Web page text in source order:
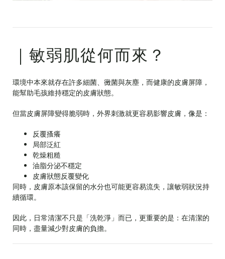
｜敏弱肌從何而來？
環境中本來就存在許多細菌、黴菌與灰塵，而健康的皮膚屏障，
能幫助毛孩維持穩定的皮膚狀態。
但當皮膚屏障變得脆弱時，外界刺激就更容易影響皮膚，像是：
反覆搔癢
局部泛紅
乾燥粗糙
油脂分泌不穩定
皮膚狀態反覆變化
同時，皮膚原本該保留的水分也可能更容易流失，讓敏弱狀況持
續循環。
因此，日常清潔不只是「洗乾淨」而已，更重要的是：在清潔的
同時，盡量減少對皮膚的負擔。